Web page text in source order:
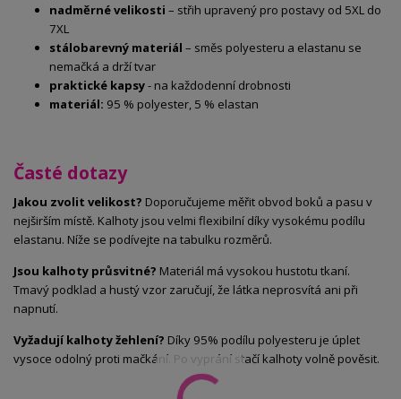
nadměrné velikosti – střih upravený pro postavy od 5XL do
7XL
stálobarevný materiál – směs polyesteru a elastanu se
nemačká a drží tvar
praktické kapsy- na každodenní drobnosti
materiál: 95 % polyester, 5 % elastan
Časté dotazy
Jakou zvolit velikost? Doporučujeme měřit obvod boků a pasu v
nejširším místě. Kalhoty jsou velmi flexibilní díky vysokému podílu
elastanu. Níže se podívejte na tabulku rozměrů.
Jsou kalhoty průsvitné? Materiál má vysokou hustotu tkaní.
Tmavý podklad a hustý vzor zaručují, že látka neprosvítá ani při
napnutí.
Vyžadují kalhoty žehlení? Díky 95% podílu polyesteru je úplet
vysoce odolný proti mačkání. Po vyprání stačí kalhoty volně pověsit.